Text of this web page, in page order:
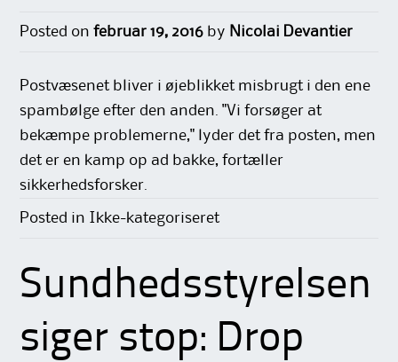
Posted onfebruar 19, 2016 by Nicolai Devantier
Postvæsenet bliver i øjeblikket misbrugt i den ene
spambølge efter den anden. "Vi forsøger at
bekæmpe problemerne," lyder det fra posten, men
det er en kamp op ad bakke, fortæller
sikkerhedsforsker.
Posted in Ikke-kategoriseret
Sundhedsstyrelsen
siger stop: Drop